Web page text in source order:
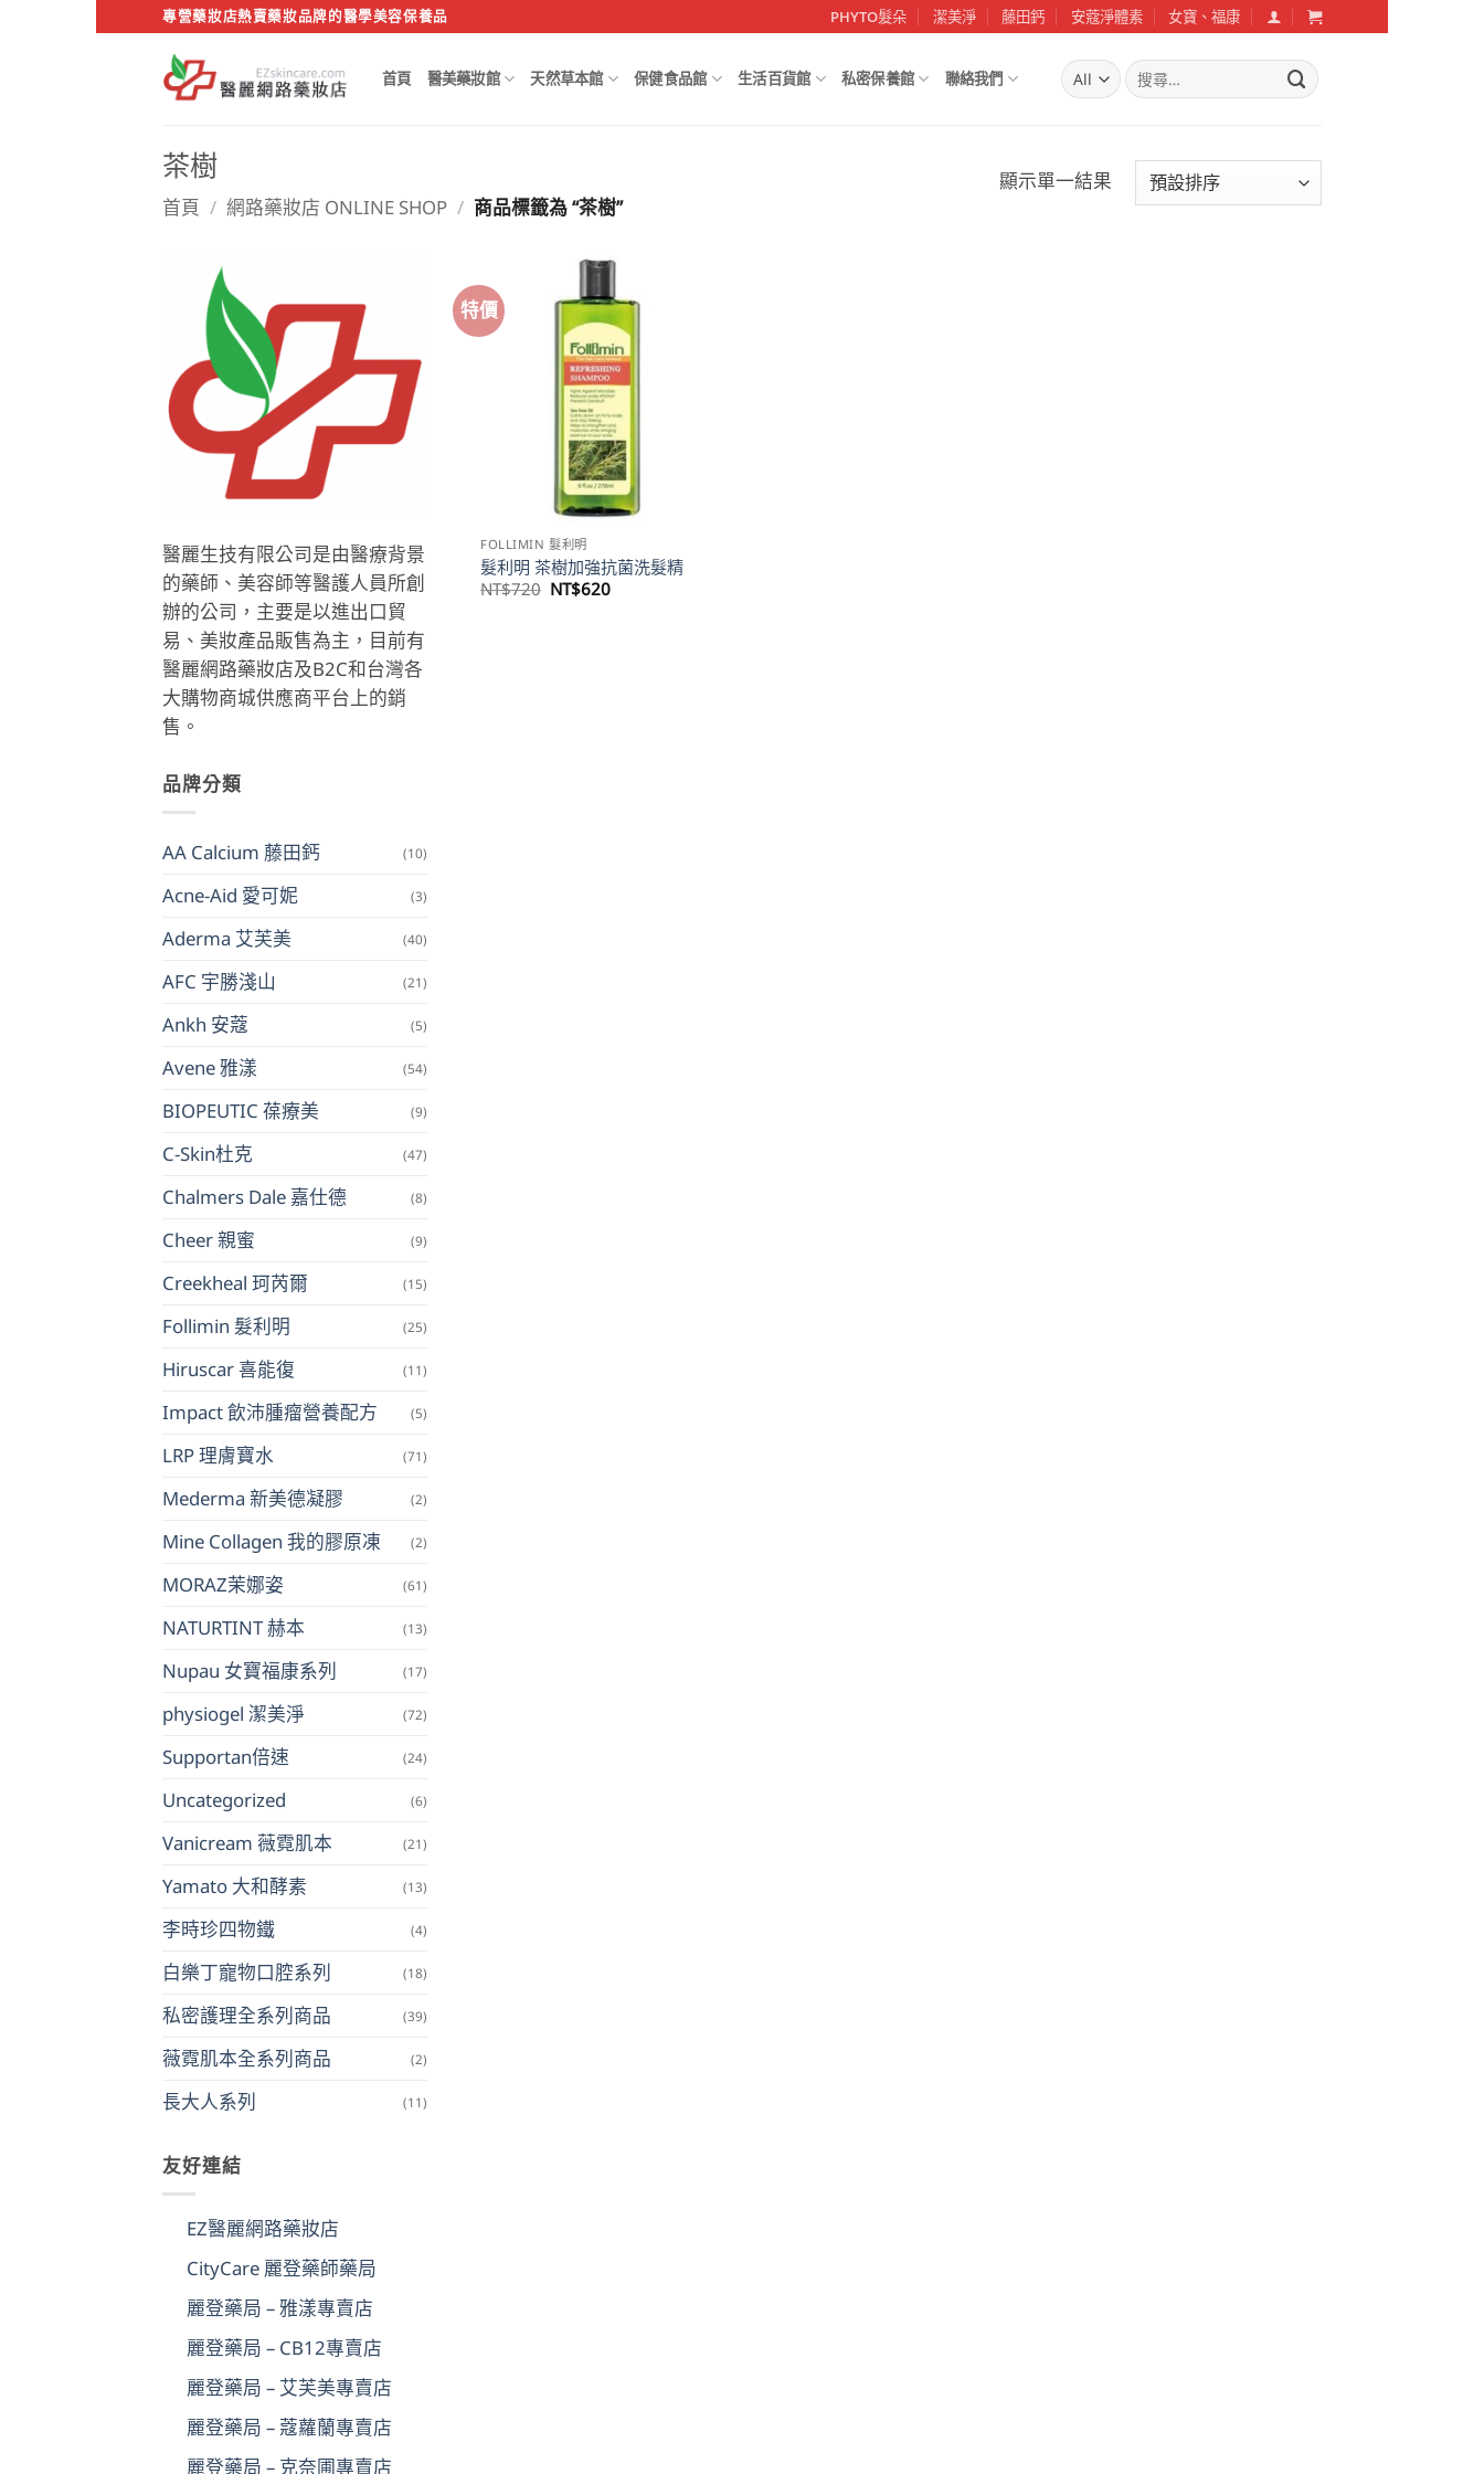
to
專營藥妝店熱賣藥妝品牌的醫學美容保養品 PHYTO髮朵 潔美淨 藤田鈣 安蔻淨體素 女寶、福康
首頁 醫美藥妝館 天然草本館 保健食品館 生活百貨館 私密保養館 聯絡我們
搜
尋
字:
茶樹
首頁 / 網路藥妝店 ONLINE SHOP / 商品標籤為 “茶樹”
顯示單一結果
醫麗生技有限公司是由醫療背景
的藥師、美容師等醫護人員所創
辦的公司，主要是以進出口貿
易、美妝產品販售為主，目前有
醫麗網路藥妝店及B2C和台灣各
大購物商城供應商平台上的銷
售。
品牌分類
AA Calcium 藤田鈣 (10)
Acne-Aid 愛可妮 (3)
Aderma 艾芙美 (40)
AFC 宇勝淺山 (21)
Ankh 安蔻 (5)
Avene 雅漾 (54)
BIOPEUTIC 葆療美 (9)
C-Skin杜克 (47)
Chalmers Dale 嘉仕德 (8)
Cheer 親蜜 (9)
Creekheal 珂芮爾 (15)
Follimin 髮利明 (25)
Hiruscar 喜能復 (11)
Impact 飲沛腫瘤營養配方 (5)
LRP 理膚寶水 (71)
Mederma 新美德凝膠 (2)
Mine Collagen 我的膠原凍 (2)
MORAZ茉娜姿 (61)
NATURTINT 赫本 (13)
Nupau 女寶福康系列 (17)
physiogel 潔美淨 (72)
Supportan倍速 (24)
Uncategorized (6)
Vanicream 薇霓肌本 (21)
Yamato 大和酵素 (13)
李時珍四物鐵 (4)
白樂丁寵物口腔系列 (18)
私密護理全系列商品 (39)
薇霓肌本全系列商品 (2)
長大人系列 (11)
友好連結
EZ醫麗網路藥妝店
CityCare 麗登藥師藥局
麗登藥局 – 雅漾專賣店
麗登藥局 – CB12專賣店
麗登藥局 – 艾芙美專賣店
麗登藥局 – 蔻蘿蘭專賣店
麗登藥局 – 克奈圃專賣店
特價
FOLLIMIN 髮利明
髮利明 茶樹加強抗菌洗髮精
NT$720 原
NT$620目